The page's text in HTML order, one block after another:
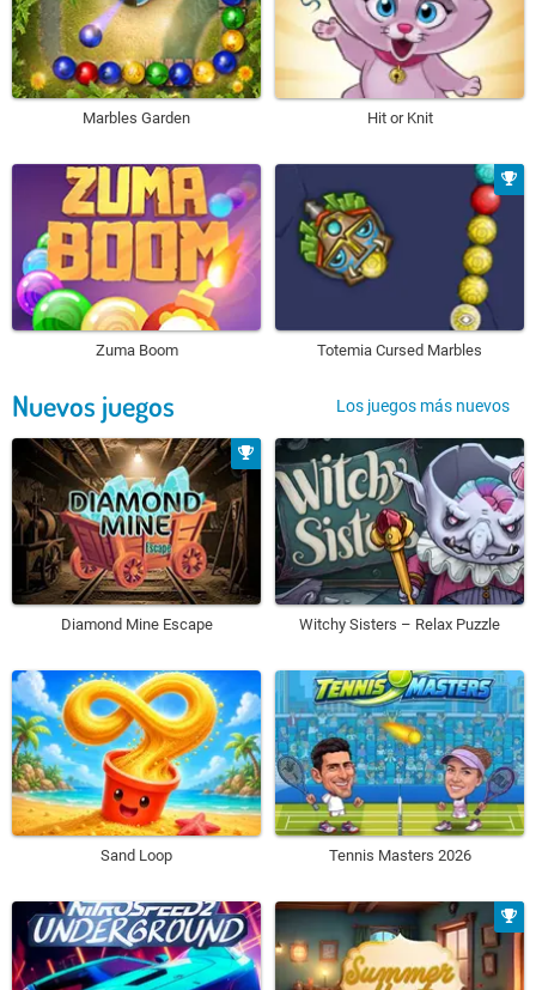
Marbles Garden Hit or Knit
Zuma Boom Totemia Cursed Marbles
Nuevos juegos Los juegos más nuevos
Diamond Mine Escape Witchy Sisters – Relax Puzzle
Sand Loop Tennis Masters 2026